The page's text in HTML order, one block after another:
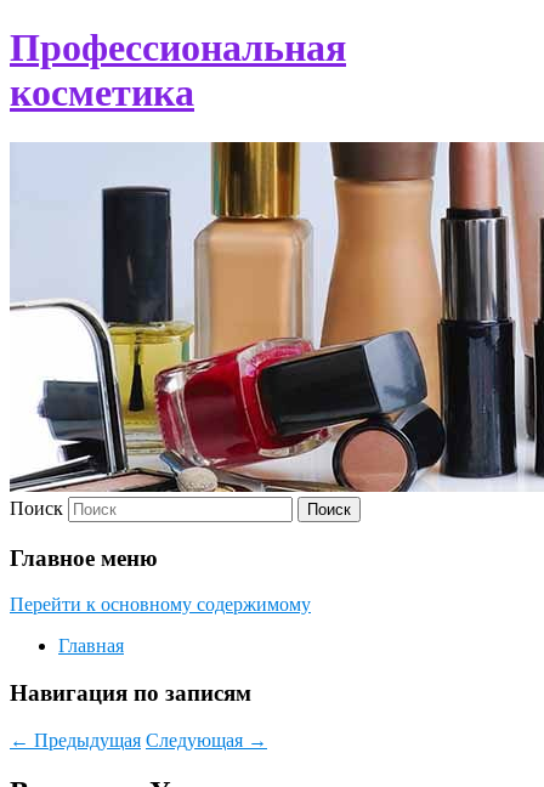
Профессиональная
косметика
Поиск
Главное меню
Перейти к основному содержимому
Главная
Навигация по записям
← Предыдущая Следующая →